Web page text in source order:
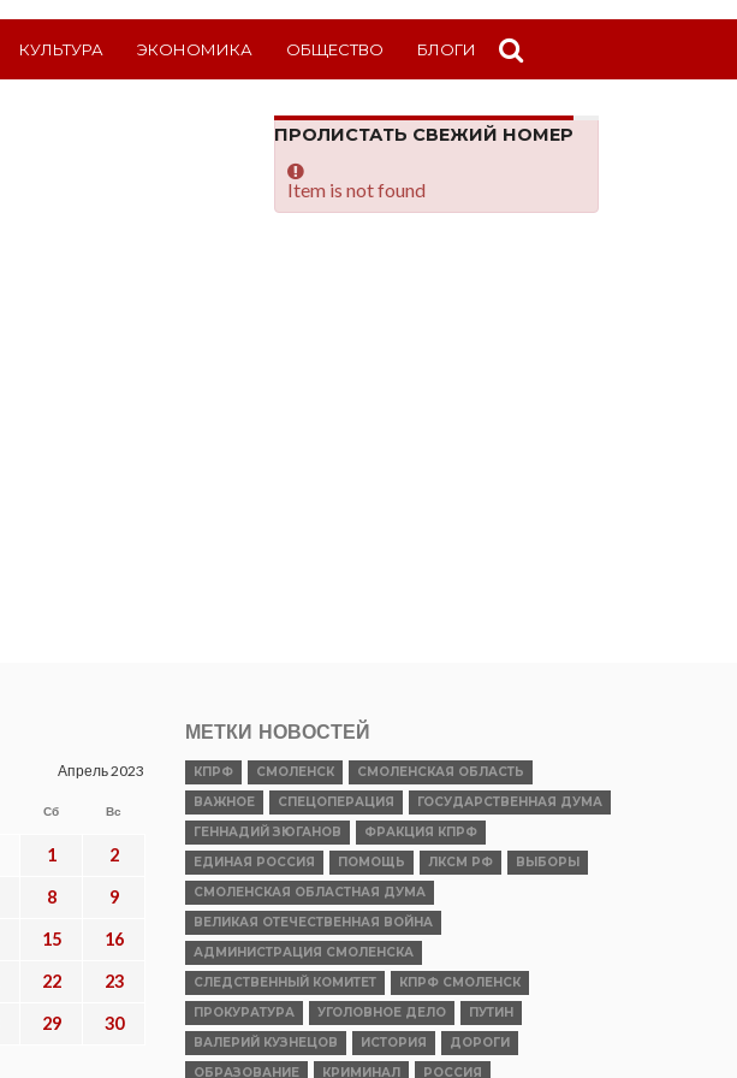
КУЛЬТУРА ЭКОНОМИКА ОБЩЕСТВО БЛОГИ
ПРОЛИСТАТЬ СВЕЖИЙ НОМЕР
Item is not found
Апрель 2023
Сб Вс
1 2
8 9
15 16
22 23
29
30
МЕТКИ НОВОСТЕЙ
КПРФ СМОЛЕНСК
СМОЛЕНСКАЯ ОБЛАСТЬ
ВАЖНОЕ
СПЕЦОПЕРАЦИЯ
ГОСУДАРСТВЕННАЯ ДУМА
ГЕННАДИЙ ЗЮГАНОВ
ФРАКЦИЯ КПРФ
ЕДИНАЯ РОССИЯ
ПОМОЩЬ ЛКСМ РФ
ВЫБОРЫ
СМОЛЕНСКАЯ ОБЛАСТНАЯ ДУМА
ВЕЛИКАЯ ОТЕЧЕСТВЕННАЯ ВОЙНА
АДМИНИСТРАЦИЯ СМОЛЕНСКА
СЛЕДСТВЕННЫЙ КОМИТЕТ
КПРФ СМОЛЕНСК
ПРОКУРАТУРА
УГОЛОВНОЕ ДЕЛО
ПУТИН
ВАЛЕРИЙ КУЗНЕЦОВ
ИСТОРИЯ
ДОРОГИ
ОБРАЗОВАНИЕ
КРИМИНАЛ РОССИЯ